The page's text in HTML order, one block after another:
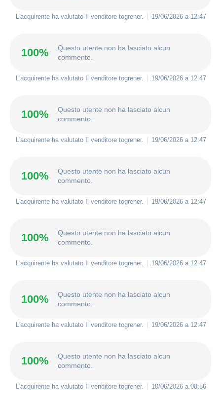
L'acquirente ha valutato Il venditore togrener. 19/06/2026 a 12:47
100%
Questo utente non ha lasciato alcun
commento.
L'acquirente ha valutato Il venditore togrener. 19/06/2026 a 12:47
100%
Questo utente non ha lasciato alcun
commento.
L'acquirente ha valutato Il venditore togrener. 19/06/2026 a 12:47
100%
Questo utente non ha lasciato alcun
commento.
L'acquirente ha valutato Il venditore togrener. 19/06/2026 a 12:47
100%
Questo utente non ha lasciato alcun
commento.
L'acquirente ha valutato Il venditore togrener. 19/06/2026 a 12:47
100%
Questo utente non ha lasciato alcun
commento.
L'acquirente ha valutato Il venditore togrener. 19/06/2026 a 12:47
100%
Questo utente non ha lasciato alcun
commento.
L'acquirente ha valutato Il venditore togrener. 10/06/2026 a 08:56